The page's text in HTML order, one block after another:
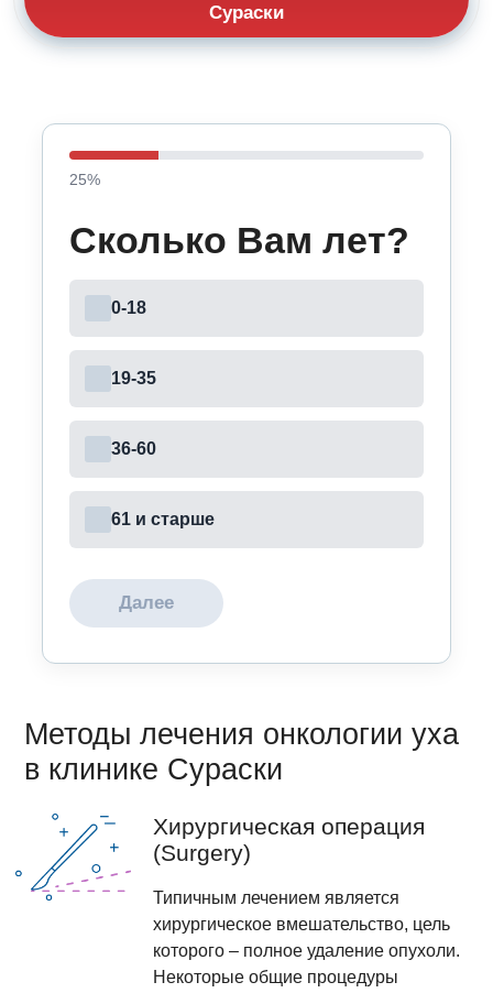
Сураски
25%
Сколько Вам лет?
0-18
19-35
36-60
61 и старше
Далее
Методы лечения онкологии уха
в клинике Сураски
Хирургическая операция
(Surgery)
Типичным лечением является
хирургическое вмешательство, цель
которого – полное удаление опухоли.
Некоторые общие процедуры